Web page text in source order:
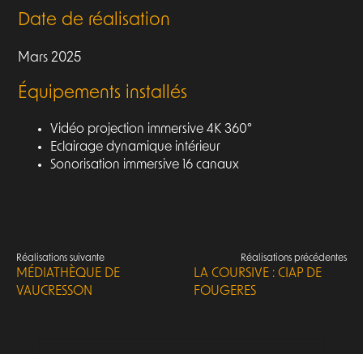
Date de réalisation
Mars 2025
Équipements installés
Vidéo projection immersive 4K 360°
Eclairage dynamique intérieur
Sonorisation immersive 16 canaux
Réalisations précédentes
LA COURSIVE : CIAP DE
FOUGERES
Réalisations suivante
MÉDIATHÈQUE DE
VAUCRESSON